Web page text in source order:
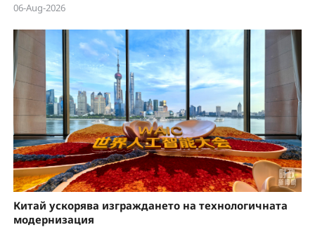
06-Aug-2026
Китай ускорява изграждането на технологичната
модернизация